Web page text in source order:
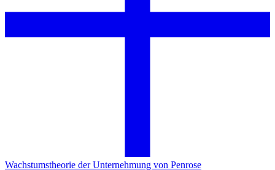
Wachstumstheorie der Unternehmung von Penrose